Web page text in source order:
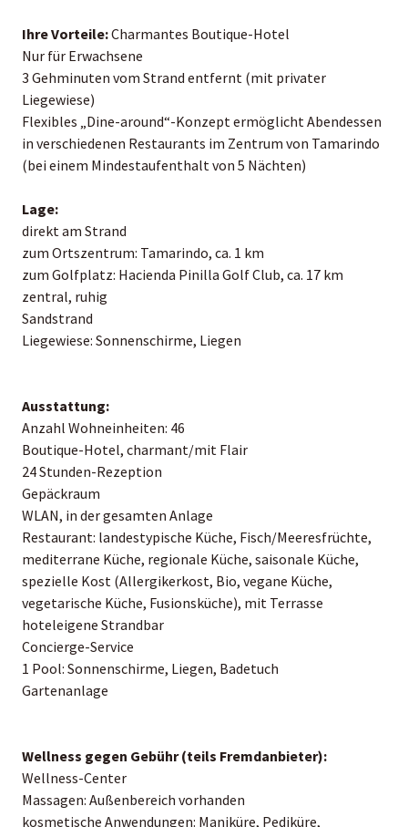
Ihre Vorteile:Charmantes Boutique-Hotel
Nur für Erwachsene
3 Gehminuten vom Strand entfernt (mit privater
Liegewiese)
Flexibles „Dine-around“-Konzept ermöglicht Abendessen
in verschiedenen Restaurants im Zentrum von Tamarindo
(bei einem Mindestaufenthalt von 5 Nächten)
Lage:
direkt am Strand
zum Ortszentrum: Tamarindo, ca. 1 km
zum Golfplatz: Hacienda Pinilla Golf Club, ca. 17 km
zentral, ruhig
Sandstrand
Liegewiese: Sonnenschirme, Liegen
Ausstattung:
Anzahl Wohneinheiten: 46
Boutique-Hotel, charmant/mit Flair
24 Stunden-Rezeption
Gepäckraum
WLAN, in der gesamten Anlage
Restaurant: landestypische Küche, Fisch/Meeresfrüchte,
mediterrane Küche, regionale Küche, saisonale Küche,
spezielle Kost (Allergikerkost, Bio, vegane Küche,
vegetarische Küche, Fusionsküche), mit Terrasse
hoteleigene Strandbar
Concierge-Service
1 Pool: Sonnenschirme, Liegen, Badetuch
Gartenanlage
Wellness gegen Gebühr (teils Fremdanbieter):
Wellness-Center
Massagen: Außenbereich vorhanden
kosmetische Anwendungen: Maniküre, Pediküre,